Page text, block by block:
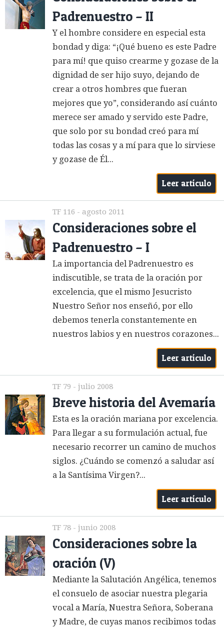
Padrenuestro – II
Y el hombre considere en especial esta
bondad y diga: “¡Qué bueno es este Padre
para mí! que quiso crearme y gozase de la
dignidad de ser hijo suyo, dejando de
crear a otros hombres que fueran
mejores que yo”, considerando así cuánto
merece ser amado y servido este Padre,
que solo por su bondad creó para mí
todas las cosas y a mí para que lo sirviese
y gozase de Él...
Leer artículo
TF 116 - agosto 2011
Consideraciones sobre el
Padrenuestro – I
La importancia del Padrenuestro es
indiscutible, se trata de la oración por
excelencia, que el mismo Jesucristo
Nuestro Señor nos enseñó, por ello
debemos tenerla constantemente en
nuestros labios y en nuestros corazones...
Leer artículo
TF 79 - julio 2008
Breve historia del Avemaría
Esta es la oración mariana por excelencia.
Para llegar a su formulación actual, fue
necesario recorrer un camino de muchos
siglos. ¿Cuándo se comenzó a saludar así
a la Santísima Virgen?...
Leer artículo
TF 78 - junio 2008
Consideraciones sobre la
oración (V)
Mediante la Salutación Angélica, tenemos
el consuelo de asociar nuestra plegaria
vocal a María, Nuestra Señora, Soberana
y Madre, de cuyas manos recibimos todas